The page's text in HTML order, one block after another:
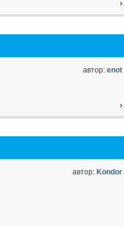
автор: enot
автор: Kondor